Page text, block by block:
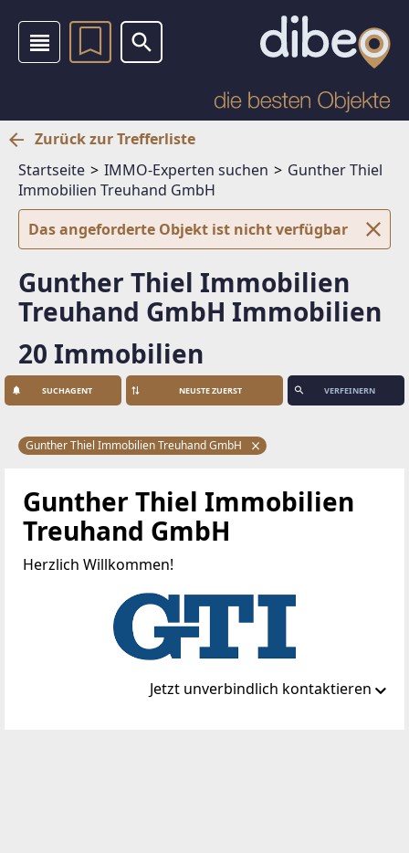
Zurück zur Trefferliste
Startseite
IMMO-Experten suchen
Gunther Thiel
Immobilien Treuhand GmbH
Das angeforderte Objekt ist nicht verfügbar
Gunther Thiel Immobilien
Treuhand GmbH Immobilien
20 Immobilien
SUCHAGENT VERFEINERN
Gunther Thiel Immobilien Treuhand GmbH
Gunther Thiel Immobilien
Treuhand GmbH
Herzlich Willkommen!
Jetzt unverbindlich kontaktieren